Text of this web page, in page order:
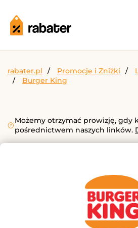
rabater.pl Promocje i Zniżki
Burger King
Możemy otrzymać prowizję, gdy
pośrednictwem naszych linków.